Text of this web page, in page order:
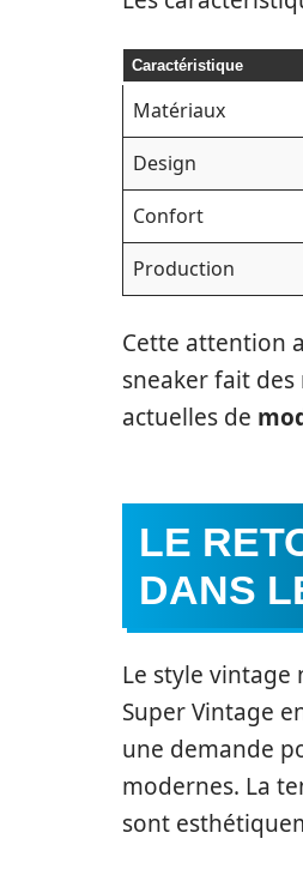
Caractéristique
Matériaux
Design
Confort
Production
Cette attention
sneaker fait
actuelles de
LE
DANS
Le style vintage
Super Vintage
une demande
modernes. La
sont